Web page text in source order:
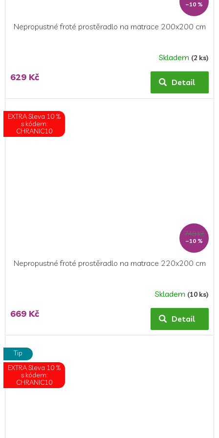
–10 %
Nepropustné froté prostěradlo na matrace 200x200 cm
produktu
z
hvězdiček.
Skladem (2 ks)
629 Kč Detail
EXTRA Sleva 10 %
s kódem:
CHRANIC10
749 Kč
–10 %
Nepropustné froté prostěradlo na matrace 220x200 cm
produktu
z
5
hvězdiček.
Skladem (10 ks)
669 Kč Detail
Tip
EXTRA Sleva 10 %
s kódem:
CHRANIC10